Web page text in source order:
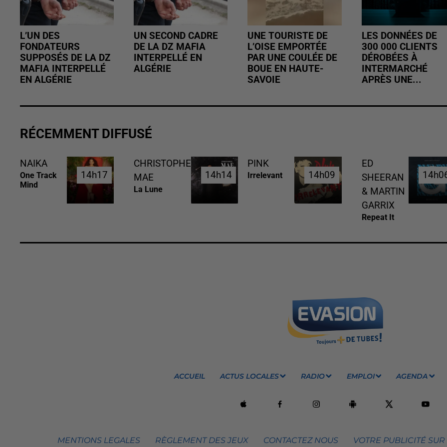
L’UN DES
FONDATEURS
SUPPOSÉS DE LA DZ
MAFIA INTERPELLÉ
EN ALGÉRIE
UN SECOND CADRE
DE LA DZ MAFIA
INTERPELLÉ EN
ALGÉRIE
UNE TOURISTE DE
L’OISE EMPORTÉE
PAR UNE COULÉE DE
BOUE EN HAUTE-
SAVOIE
LES DONNÉES DE
300 000 CLIENTS
DÉROBÉES À
INTERMARCHÉ
APRÈS UNE...
RÉCEMMENT DIFFUSÉ
NAIKA
One Track
Mind
14h17
14h17
CHRISTOPHE
MAE
La Lune
14h14
14h14
PINK
Irrelevant 14h09
14h09
ED
SHEERAN
& MARTIN
GARRIX
Repeat It
ACCUEIL ACTUS LOCALES RADIO EMPLOI AGENDA
MENTIONS LEGALES RÈGLEMENT DES JEUX CONTACTEZ NOUS VOTRE PUBLICITÉ